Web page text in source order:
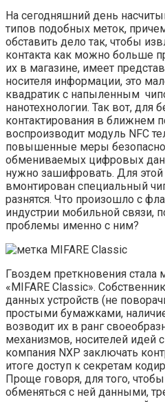
На сегодняшний день
типов подобных меток,
обставить дело так, чтобы
контакта как можно больше
их в магазине, имеет
носителя информации, это
квадратик с напыленным
нанотехнологии. Так вот, для
контактирования в ближнем
воспроизводит модуль NFC
повышенные меры
обмениваемых цифровых
нужно зашифровать. Для
вмонтирован специальный
разнятся. Что произошло с
индустрии мобильной связи,
проблемы именно с ним?
Гвоздем преткновения стала
«MIFARE Classic».
данных устройств (не
простыми бумажками,
возводит их в ранг
механизмов, носителей идей
компания NXP заключать
итоге доступ к секретам
Проще говоря, для того,
обменяться с ней данными,